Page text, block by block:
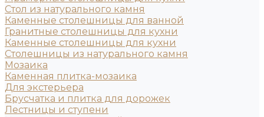
Стол из натурального камня
Каменные столешницы для ванной
Гранитные столешницы для кухни
Каменные столешницы для кухни
Столешницы из натурального камня
Мозаика
Каменная плитка-мозаика
Для экстерьера
Брусчатка и плитка для дорожек
Лестницы и ступени